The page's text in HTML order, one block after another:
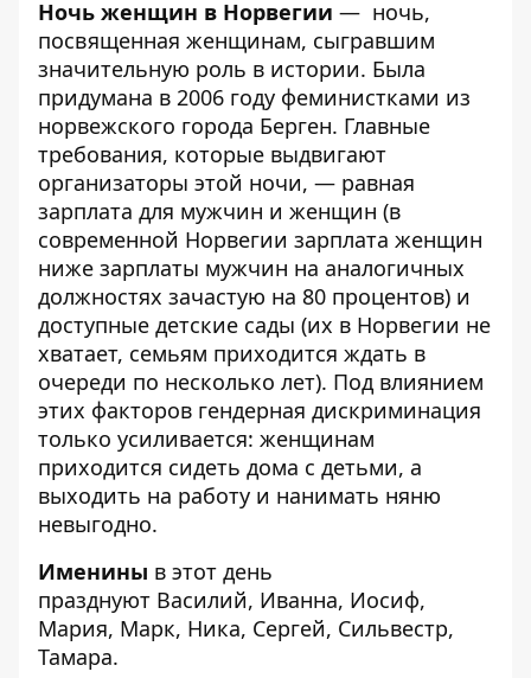
Ночь женщин в Норвегии — ночь,
посвященная женщинам, сыгравшим
значительную роль в истории. Была
придумана в 2006 году феминистками из
норвежского города Берген. Главные
требования, которые выдвигают
организаторы этой ночи, — равная
зарплата для мужчин и женщин (в
современной Норвегии зарплата женщин
ниже зарплаты мужчин на аналогичных
должностях зачастую на 80 процентов) и
доступные детские сады (их в Норвегии не
хватает, семьям приходится ждать в
очереди по несколько лет). Под влиянием
этих факторов гендерная дискриминация
только усиливается: женщинам
приходится сидеть дома с детьми, а
выходить на работу и нанимать няню
невыгодно.
Именины в этот день
празднуют Василий, Иванна, Иосиф,
Мария, Марк, Ника, Сергей, Сильвестр,
Тамара.